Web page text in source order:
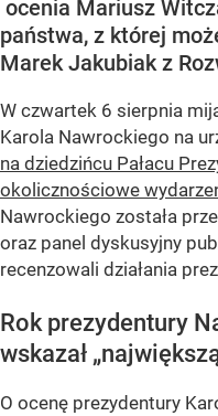
ocenia Mariusz
państwa, z której
Marek Jakubiak z
W czwartek 6 sierpnia
Karola Nawrockiego na
na dziedzińcu Pałacu
okolicznościowe
Nawrockiego została
oraz panel dyskusyjny
recenzowali działania
Rok prezydentury
wskazał
O ocenę prezydentury